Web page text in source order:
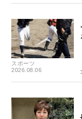
スポーツ
2026.08.06